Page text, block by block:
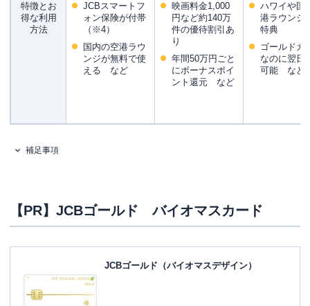
特徴とお
得な利用
方法
JCBスマートフ
ォン保険が付帯
（※4）
国内の空港ラウ
ンジが無料で使
える など
映画料金1,000
円など約140万
件の優待割引あ
り
年間50万円ごと
にボーナスポイ
ント還元 など
ハワイや国
港ラウンジ
特典
ゴールドカ
なのに翌日
可能 など
補足事項
【PR】JCBゴールド バイオマスカード
JCBゴールド（バイオマスデザイン）